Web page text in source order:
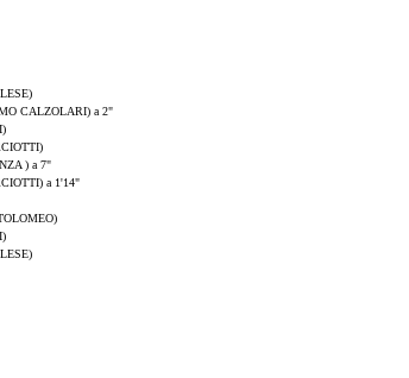
CALZOLARI) a 2"
) a 7"
a 1'14"